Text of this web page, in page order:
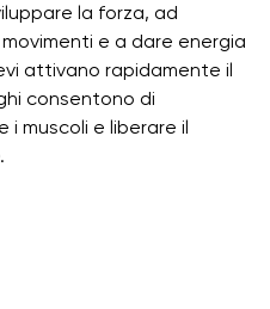
la forza, ad
e a dare energia
attivano rapidamente il
consentono di
muscoli e liberare il